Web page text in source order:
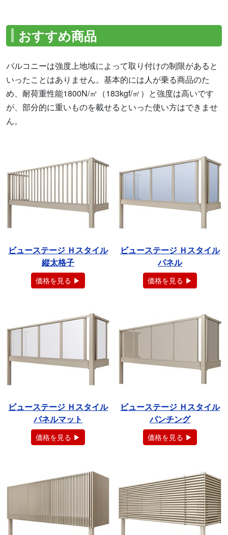
おすすめ商品
バルコニーは強度上地域によって取り付けの制限があると
いったことはありません。基本的には人が乗る商品のた
め、耐荷重性能1800N/㎡（183kgf/㎡）と強度は高いです
が、部分的に重いものを載せるといった使い方はできませ
ん。
ビューステージ Ｈスタイル
縦太格子
価格を見る ▶
ビューステージ Ｈスタイル
パネル
価格を見る ▶
ビューステージ Ｈスタイル
パネルマット
価格を見る ▶
ビューステージ Ｈスタイル
パンチング
価格を見る ▶